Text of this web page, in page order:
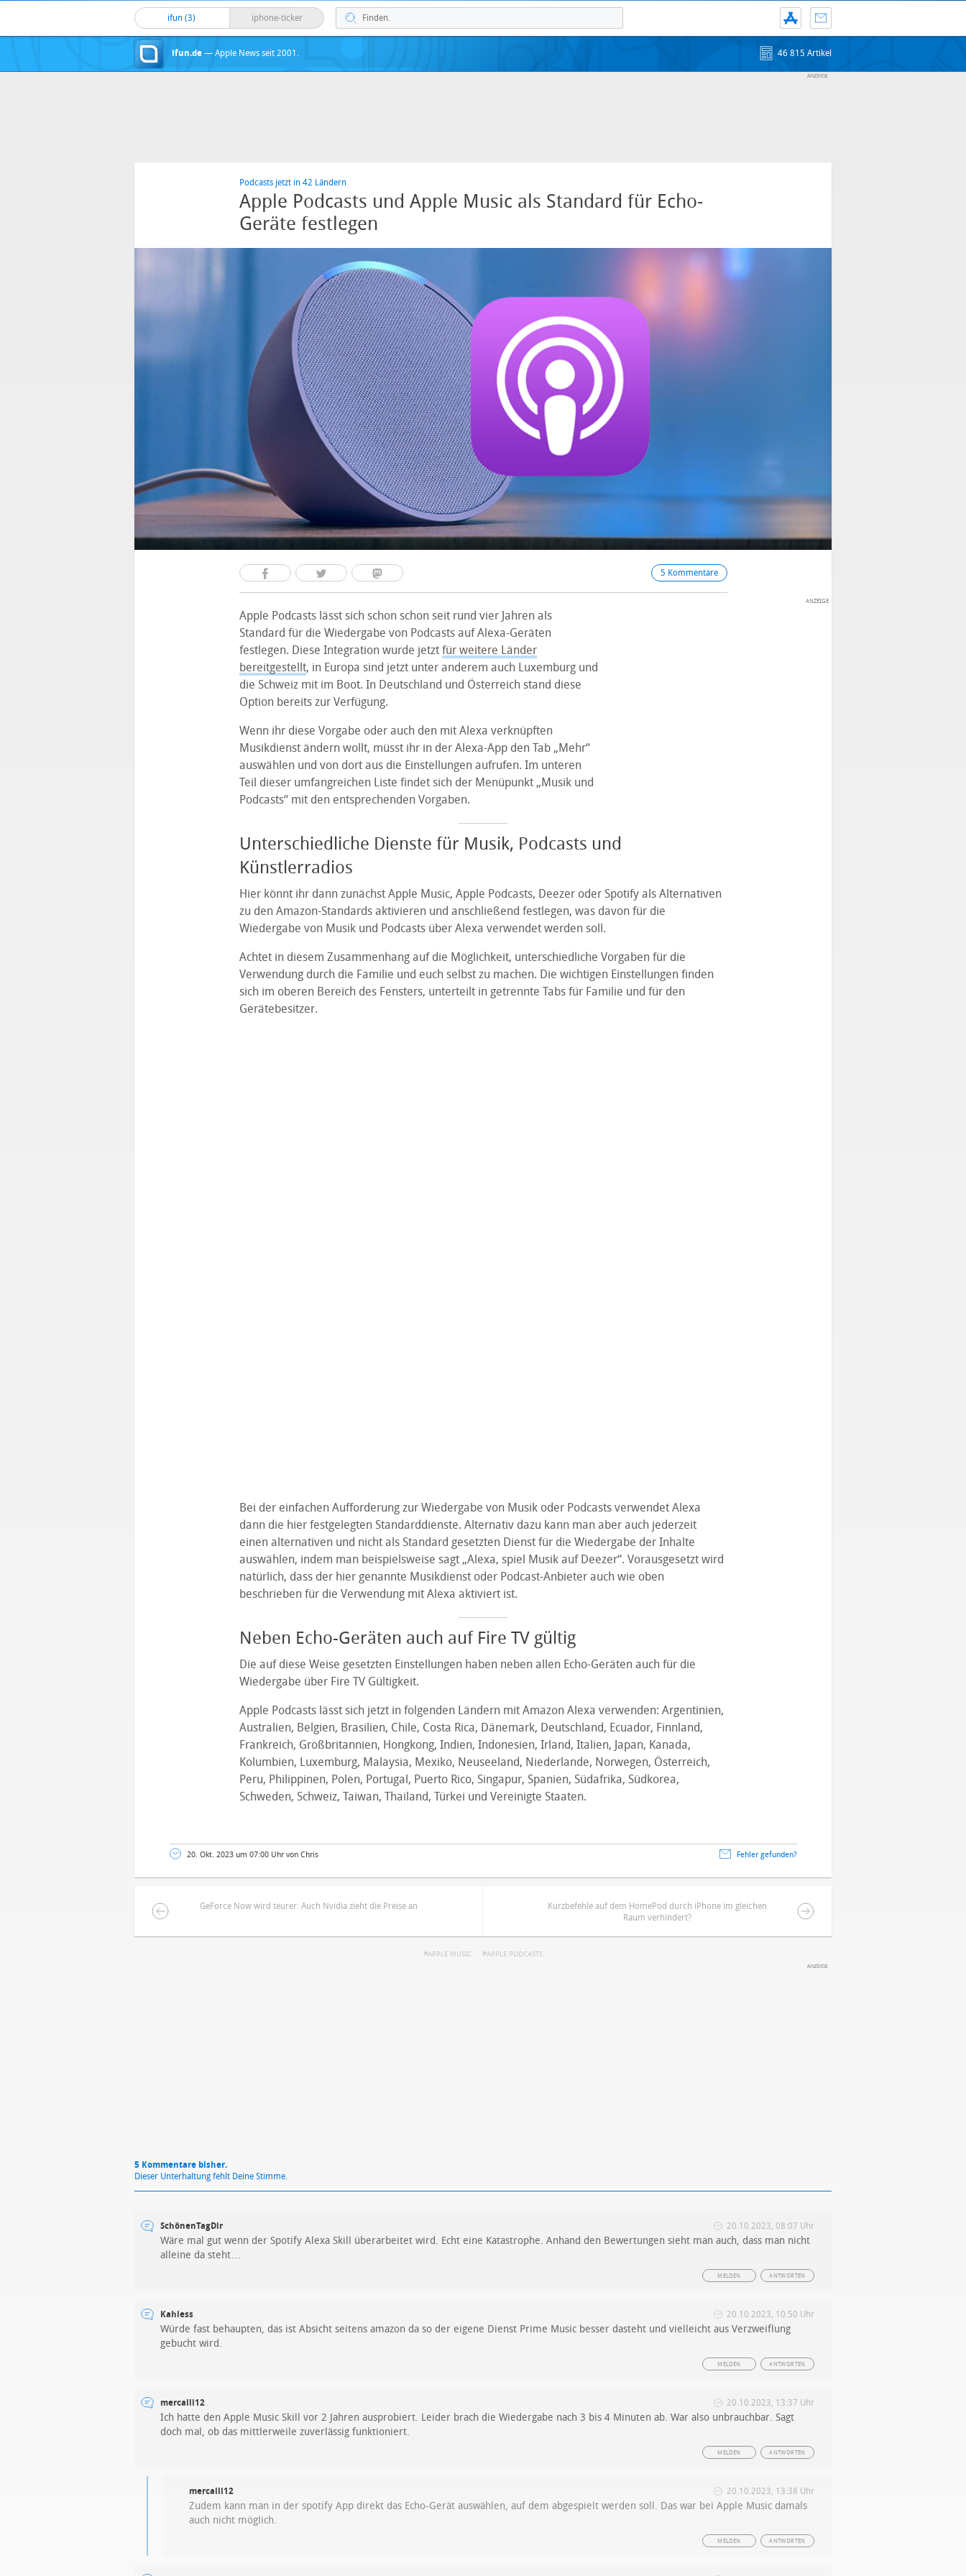
ifun (3) iphone-ticker
ifun.de — Apple News seit 2001. 46 815 Artikel
Podcasts jetzt in 42 Ländern
Apple Podcasts und Apple Music als Standard für Echo-
Geräte festlegen
5 Kommentare
Apple Podcasts lässt sich schon schon seit rund vier Jahren als
Standard für die Wiedergabe von Podcasts auf Alexa-Geräten
festlegen. Diese Integration wurde jetzt für weitere Länder
bereitgestellt, in Europa sind jetzt unter anderem auch Luxemburg und
die Schweiz mit im Boot. In Deutschland und Österreich stand diese
Option bereits zur Verfügung.
Wenn ihr diese Vorgabe oder auch den mit Alexa verknüpften
Musikdienst ändern wollt, müsst ihr in der Alexa-App den Tab „Mehr“
auswählen und von dort aus die Einstellungen aufrufen. Im unteren
Teil dieser umfangreichen Liste findet sich der Menüpunkt „Musik und
Podcasts“ mit den entsprechenden Vorgaben.
Unterschiedliche Dienste für Musik, Podcasts und
Künstlerradios
Hier könnt ihr dann zunächst Apple Music, Apple Podcasts, Deezer oder Spotify als Alternativen
zu den Amazon-Standards aktivieren und anschließend festlegen, was davon für die
Wiedergabe von Musik und Podcasts über Alexa verwendet werden soll.
Achtet in diesem Zusammenhang auf die Möglichkeit, unterschiedliche Vorgaben für die
Verwendung durch die Familie und euch selbst zu machen. Die wichtigen Einstellungen finden
sich im oberen Bereich des Fensters, unterteilt in getrennte Tabs für Familie und für den
Gerätebesitzer.
Bei der einfachen Aufforderung zur Wiedergabe von Musik oder Podcasts verwendet Alexa
dann die hier festgelegten Standarddienste. Alternativ dazu kann man aber auch jederzeit
einen alternativen und nicht als Standard gesetzten Dienst für die Wiedergabe der Inhalte
auswählen, indem man beispielsweise sagt „Alexa, spiel Musik auf Deezer“. Vorausgesetzt wird
natürlich, dass der hier genannte Musikdienst oder Podcast-Anbieter auch wie oben
beschrieben für die Verwendung mit Alexa aktiviert ist.
Neben Echo-Geräten auch auf Fire TV gültig
Die auf diese Weise gesetzten Einstellungen haben neben allen Echo-Geräten auch für die
Wiedergabe über Fire TV Gültigkeit.
Apple Podcasts lässt sich jetzt in folgenden Ländern mit Amazon Alexa verwenden: Argentinien,
Australien, Belgien, Brasilien, Chile, Costa Rica, Dänemark, Deutschland, Ecuador, Finnland,
Frankreich, Großbritannien, Hongkong, Indien, Indonesien, Irland, Italien, Japan, Kanada,
Kolumbien, Luxemburg, Malaysia, Mexiko, Neuseeland, Niederlande, Norwegen, Österreich,
Peru, Philippinen, Polen, Portugal, Puerto Rico, Singapur, Spanien, Südafrika, Südkorea,
Schweden, Schweiz, Taiwan, Thailand, Türkei und Vereinigte Staaten.
20. Okt. 2023 um 07:00 Uhr von Chris Fehler gefunden?
GeForce Now wird teurer: Auch Nvidia zieht die Preise an
Kurzbefehle auf dem HomePod durch iPhone im gleichen
Raum verhindert?
APPLE MUSIC APPLE PODCASTS
5 Kommentare bisher.
Dieser Unterhaltung fehlt Deine Stimme.
SchönenTagDir 20.10.2023, 08:07 Uhr
Wäre mal gut wenn der Spotify Alexa Skill überarbeitet wird. Echt eine Katastrophe. Anhand den Bewertungen sieht man auch, dass man nicht
alleine da steht…
ANTWORTEN
MELDEN
Kahless 20.10.2023, 10:50 Uhr
Würde fast behaupten, das ist Absicht seitens amazon da so der eigene Dienst Prime Music besser dasteht und vielleicht aus Verzweiflung
gebucht wird.
ANTWORTEN
MELDEN
mercalli12 20.10.2023, 13:37 Uhr
Ich hatte den Apple Music Skill vor 2 Jahren ausprobiert. Leider brach die Wiedergabe nach 3 bis 4 Minuten ab. War also unbrauchbar. Sagt
doch mal, ob das mittlerweile zuverlässig funktioniert.
ANTWORTEN
MELDEN
mercalli12 20.10.2023, 13:38 Uhr
Zudem kann man in der spotify App direkt das Echo-Gerät auswählen, auf dem abgespielt werden soll. Das war bei Apple Music damals
auch nicht möglich.
ANTWORTEN
MELDEN